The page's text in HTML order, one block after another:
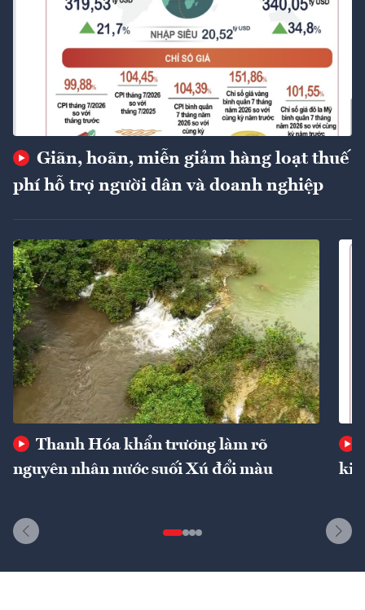
Giãn, hoãn, miễn giảm hàng loạt thuế
phí hỗ trợ người dân và doanh nghiệp
Thanh Hóa khẩn trương làm rõ
nguyên nhân nước suối Xú đổi màu